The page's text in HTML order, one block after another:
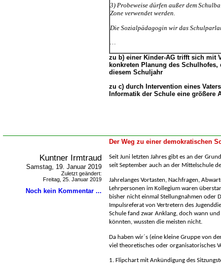
3) Probeweise dürfen außer dem
Zone verwendet werden.
Die Sozialpädagogin wir das
zu b) einer Kinder-AG trifft sich mit
konkreten Planung des
diesem Schuljahr
zu c) durch Intervention eines
Informatik der Schule eine größere
Der Weg zu einer demokratischen
Kuntner Irmtraud
Samstag, 19. Januar 2019
Zuletzt geändert:
Freitag, 25. Januar 2019
Noch kein Kommentar ...
Seit Juni letzten Jahres gibt es an der
seit September auch an der Mittelschule
Jahrelanges Vortasten, Nachfragen,
Lehrpersonen im Kollegium waren
bisher nicht einmal Stellungnahmen oder
Impulsreferat von Vertretern des
Schule fand zwar Anklang, doch wann
könnten, wussten die meisten nicht.
Da haben wir´s (eine kleine Gruppe von
viel theoretisches oder organisatorisches
1. Flipchart mit Ankündigung des